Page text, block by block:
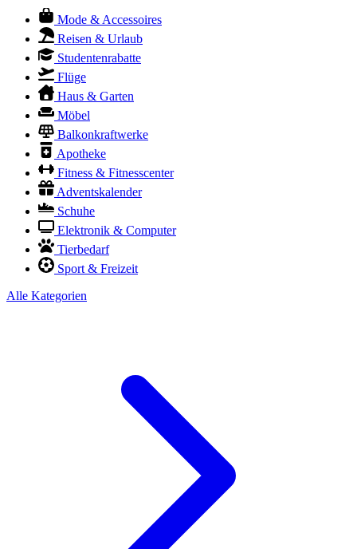
Mode & Accessoires
Reisen & Urlaub
Studentenrabatte
Flüge
Haus & Garten
Möbel
Balkonkraftwerke
Apotheke
Fitness & Fitnesscenter
Adventskalender
Schuhe
Elektronik & Computer
Tierbedarf
Sport & Freizeit
Alle Kategorien